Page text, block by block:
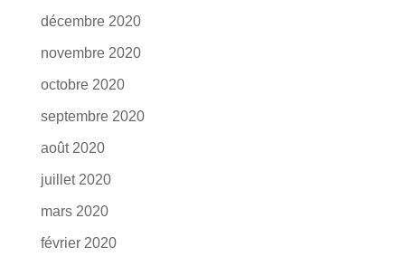
décembre 2020
novembre 2020
octobre 2020
septembre 2020
août 2020
juillet 2020
mars 2020
février 2020